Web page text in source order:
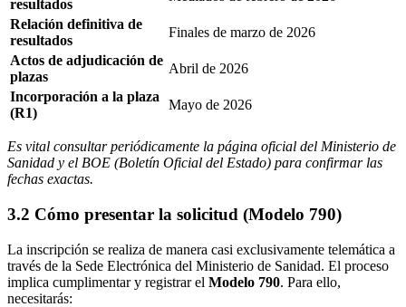
resultados
Relación definitiva de
resultados
Finales de marzo de 2026
Actos de adjudicación de
plazas
Abril de 2026
Incorporación a la plaza
(R1)
Mayo de 2026
Es vital consultar periódicamente la página oficial del Ministerio de
Sanidad y el BOE (Boletín Oficial del Estado) para confirmar las
fechas exactas.
3.2 Cómo presentar la solicitud (Modelo 790)
La inscripción se realiza de manera casi exclusivamente telemática a
través de la Sede Electrónica del Ministerio de Sanidad. El proceso
implica cumplimentar y registrar el Modelo 790. Para ello,
necesitarás: